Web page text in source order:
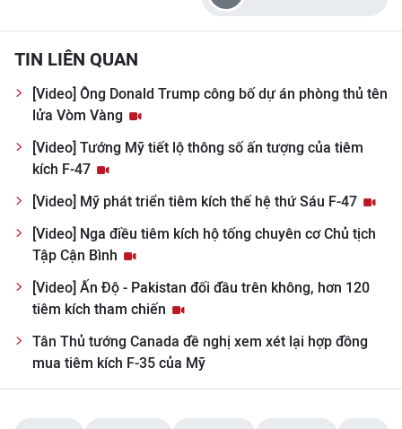
E-Magazine
Media Chính trị
Media Kinh tế
Media Văn hóa
Media Xã hội
Media Pháp luật
Media Du lịch
Media Thế giới
Media Thể thao
TIN LIÊN QUAN
[Video] Ông Donald Trump công bố dự án phòng thủ tên
lửa Vòm Vàng
[Video] Tướng Mỹ tiết lộ thông số ấn tượng của tiêm
kích F-47
[Video] Mỹ phát triển tiêm kích thế hệ thứ Sáu F-47
[Video] Nga điều tiêm kích hộ tống chuyên cơ Chủ tịch
Tập Cận Bình
[Video] Ấn Độ - Pakistan đối đầu trên không, hơn 120
tiêm kích tham chiến
Tân Thủ tướng Canada đề nghị xem xét lại hợp đồng
mua tiêm kích F-35 của Mỹ